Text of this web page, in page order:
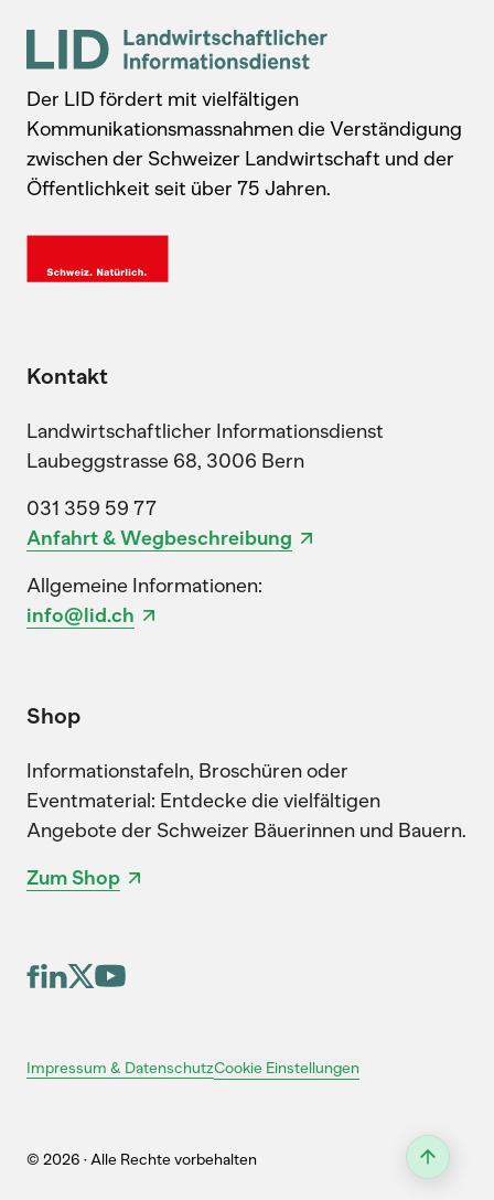
Der LID fördert mit vielfältigen
Kommunikationsmassnahmen die Verständigung
zwischen der Schweizer Landwirtschaft und der
Öffentlichkeit seit über 75 Jahren.
Kontakt
Landwirtschaftlicher Informationsdienst
Laubeggstrasse 68, 3006 Bern
031 359 59 77
Anfahrt & Wegbeschreibung
Allgemeine Informationen:
info@lid.ch
Shop
Informationstafeln, Broschüren oder
Eventmaterial: Entdecke die vielfältigen
Angebote der Schweizer Bäuerinnen und Bauern.
Zum Shop
Impressum & DatenschutzCookie Einstellungen
© 2026 · Alle Rechte vorbehalten